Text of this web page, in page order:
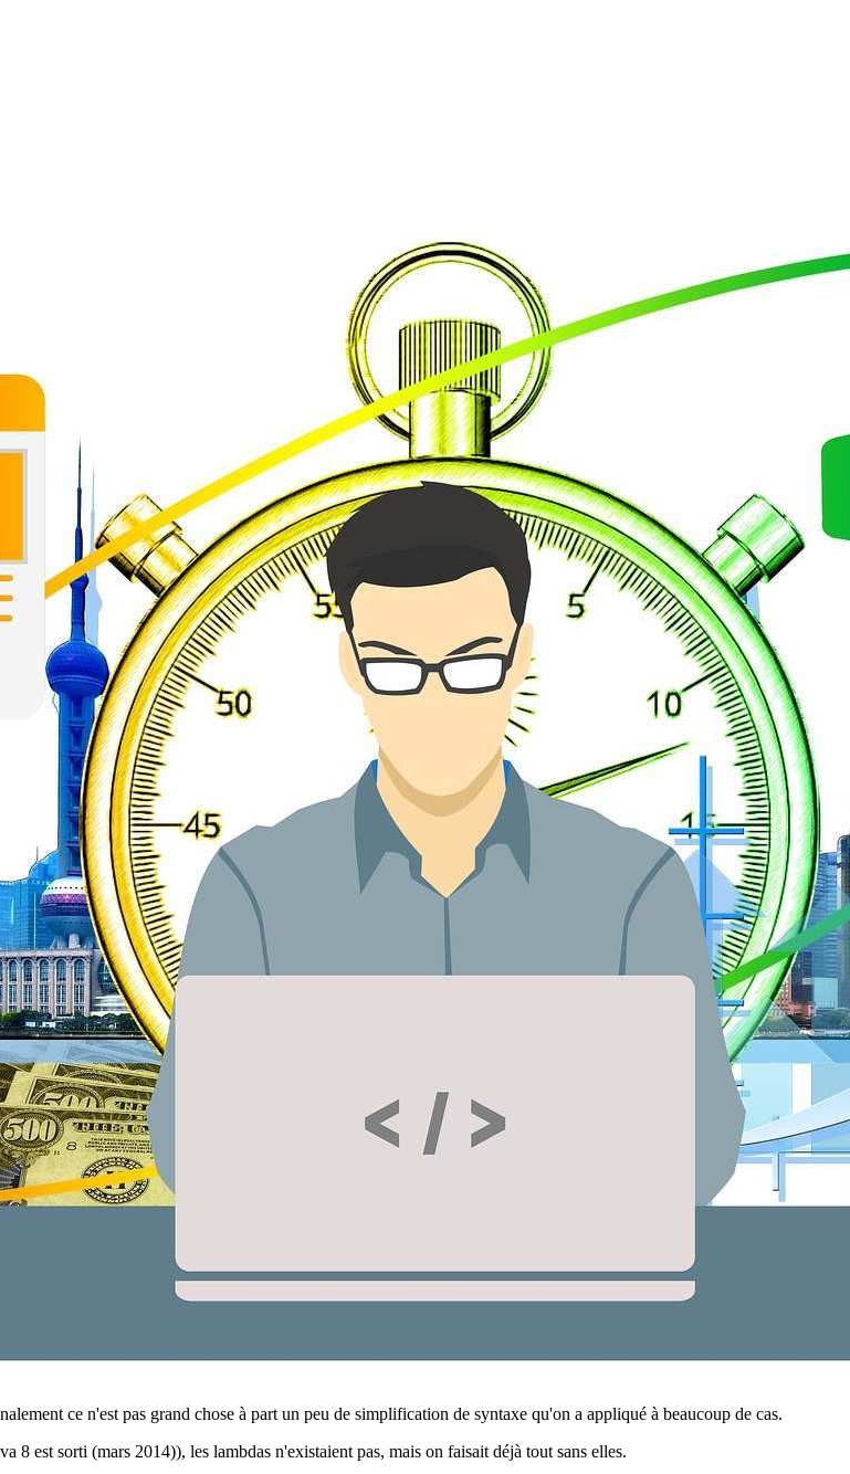
ce n'est pas grand chose à part un peu de simplification de syntaxe qu'on a appliqué à beaucoup de cas.
8 est sorti (mars 2014)), les lambdas n'existaient pas, mais on faisait déjà tout sans elles.